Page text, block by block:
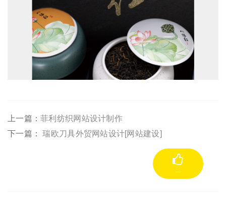
上一篇：菲利纺织网站设计制作
下一篇：瑞欧刀具外贸网站设计[网站建设]
--